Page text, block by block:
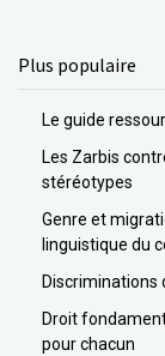
Plus populaire
Le guide
Les Zarbis
stéréotypes
Genre et
linguistique du
Discriminations
Droit
pour chacun